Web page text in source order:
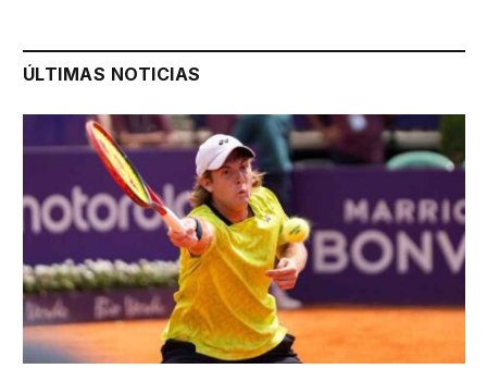
ÚLTIMAS NOTICIAS